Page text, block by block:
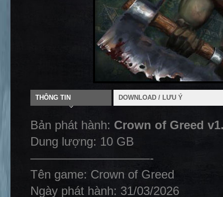
THÔNG TIN DOWNLOAD / LƯU Ý
Bản phát hành: Crown of Greed
Dung lượng: 10 GB
——————————-
Tên game: Crown of Greed
Ngày phát hành: 31/03/2026